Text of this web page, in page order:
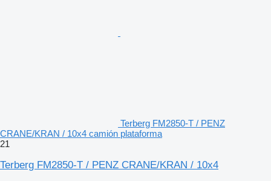
Terberg FM2850-T / PENZ
CRANE/KRAN / 10x4 camión plataforma
21
Terberg FM2850-T / PENZ CRANE/KRAN / 10x4